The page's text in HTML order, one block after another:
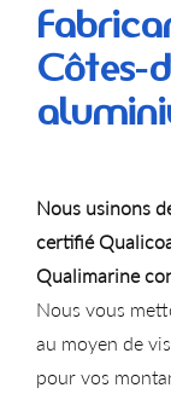
Côtes-
Nous usinons
certifié
Qualimarine
Nous vous
au moyen de
pour vos